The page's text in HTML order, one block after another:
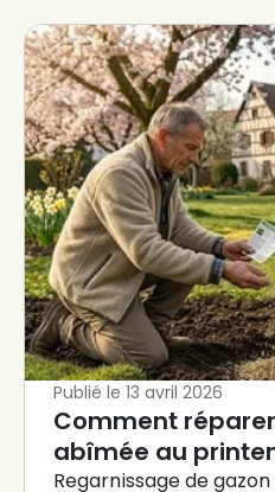
Publié le 13 avril 2026
Comment
abîmée au
Regarnissage de